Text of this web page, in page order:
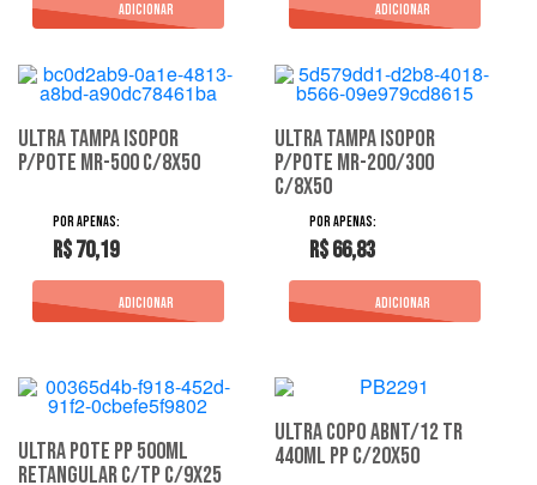
ULTRA TAMPA ISOPOR
P/POTE MR-500 C/8X50
R$ 70,19
ULTRA TAMPA ISOPOR
P/POTE MR-200/300
C/8X50
R$ 66,83
ULTRA POTE PP 500ML
RETANGULAR C/TP C/9X25
Ultra Copo Abnt/12 Tr
440Ml Pp C/20X50